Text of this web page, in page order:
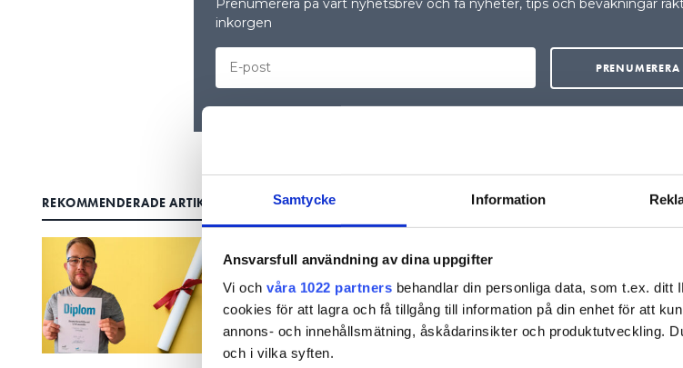
Samtycke Information
Ansvarsfull användning av dina uppgifter
Vi och våra 1022 partners behandlar din personliga data, som t.ex. ditt
cookies för att lagra och få tillgång till information på din enhet för att
annons- och innehållsmätning, åskådarinsikter och produktutveckling.
och i vilka syften.
Prenumerera på vårt nyhetsbrev och få nyheter, tips och bevakningar
inkorgen
REKOMMENDERADE ARTIKLAR